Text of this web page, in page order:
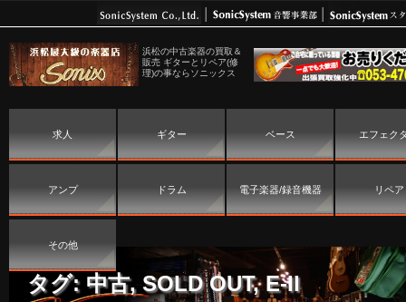
浜松の中古楽器の買取＆
販売 ギターとリペア(修
理)の事ならソニックス
求人 ギター ベース エフェク
アンプ ドラム 電子楽器/録音機器 リペア
その他
タグ: 中古, SOLD OUT,E-II